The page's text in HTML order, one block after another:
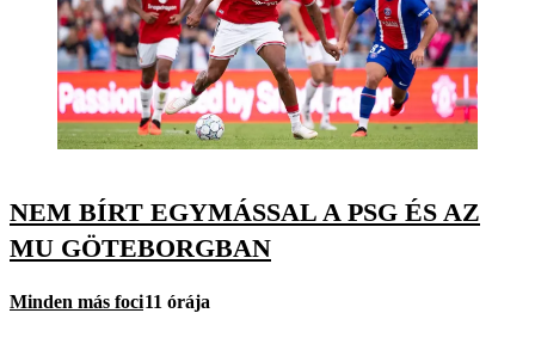
NEM BÍRT EGYMÁSSAL A PSG ÉS AZ
MU GÖTEBORGBAN
Minden más foci11 órája